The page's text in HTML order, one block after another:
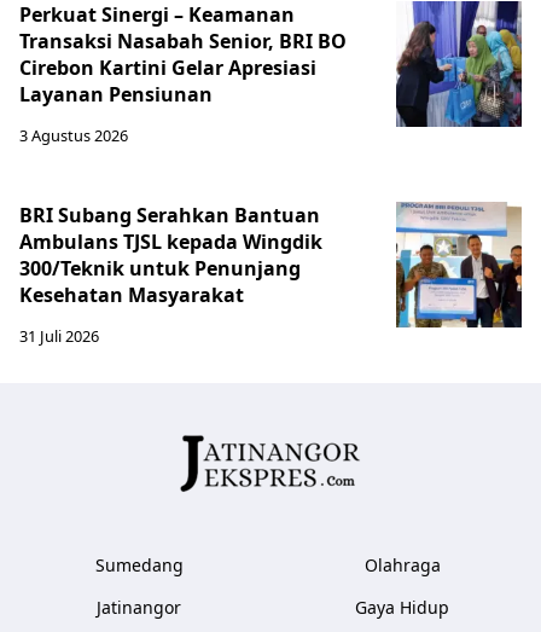
Perkuat Sinergi – Keamanan
Transaksi Nasabah Senior, BRI BO
Cirebon Kartini Gelar Apresiasi
Layanan Pensiunan
3 Agustus 2026
BRI Subang Serahkan Bantuan
Ambulans TJSL kepada Wingdik
300/Teknik untuk Penunjang
Kesehatan Masyarakat ​
31 Juli 2026
Sumedang
Jatinangor
Olahraga
Gaya Hidup